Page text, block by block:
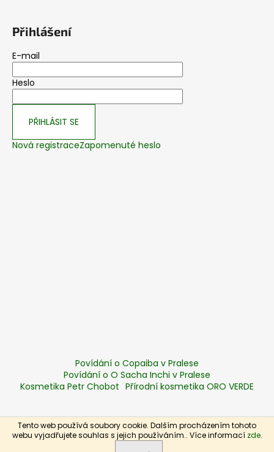
Tento web používá soubory cookie. Dalším procházením tohoto
webu vyjadřujete souhlas s jejich používáním.. Více informací zde.
Přihlášení
E-mail
Heslo
PŘIHLÁSIT SE
Nová registraceZapomenuté heslo
Povídání o Copaiba v Pralese
Povídání o O Sacha Inchi v Pralese
Kosmetika Petr Chobot Přírodní kosmetika ORO VERDE
Vytvořil Shoptet